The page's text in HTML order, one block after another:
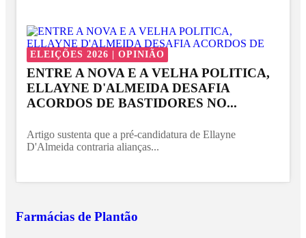
ELEIÇÕES 2026 | OPINIÃO
ENTRE A NOVA E A VELHA POLITICA,
ELLAYNE D'ALMEIDA DESAFIA
ACORDOS DE BASTIDORES NO...
Artigo sustenta que a pré-candidatura de Ellayne
D'Almeida contraria alianças...
Farmácias de Plantão